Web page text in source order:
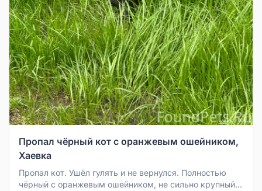
Пропал чёрный кот с оранжевым ошейником,
Хаевка
Пропал кот. Ушёл гулять и не вернулся. Полностью
чёрный с оранжевым ошейником, не сильно крупный.